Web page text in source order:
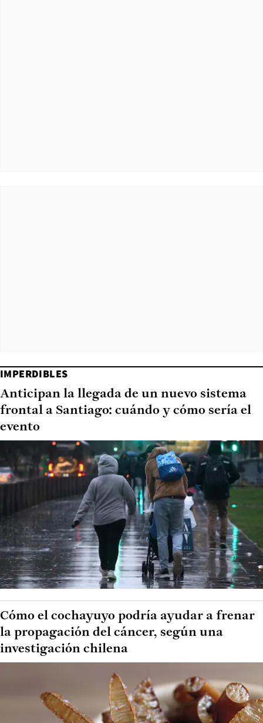
IMPERDIBLES
Anticipan la llegada de un nuevo sistema
frontal a Santiago: cuándo y cómo sería el
evento
Cómo el cochayuyo podría ayudar a frenar
la propagación del cáncer, según una
investigación chilena